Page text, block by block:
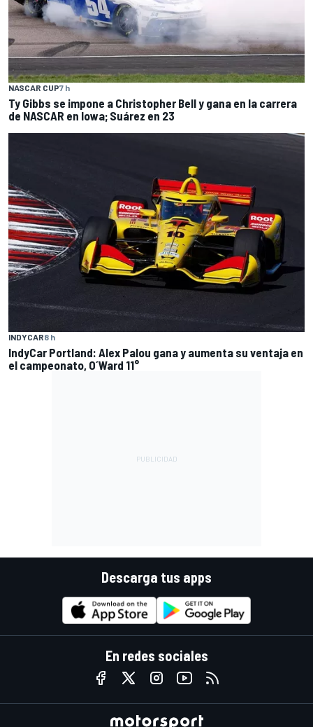
NASCAR CUP7 h
Ty Gibbs se impone a Christopher Bell y gana en la carrera
de NASCAR en Iowa; Suárez en 23
INDYCAR8 h
IndyCar Portland: Alex Palou gana y aumenta su ventaja en
el campeonato, O´Ward 11°
Descarga tus apps
En redes sociales